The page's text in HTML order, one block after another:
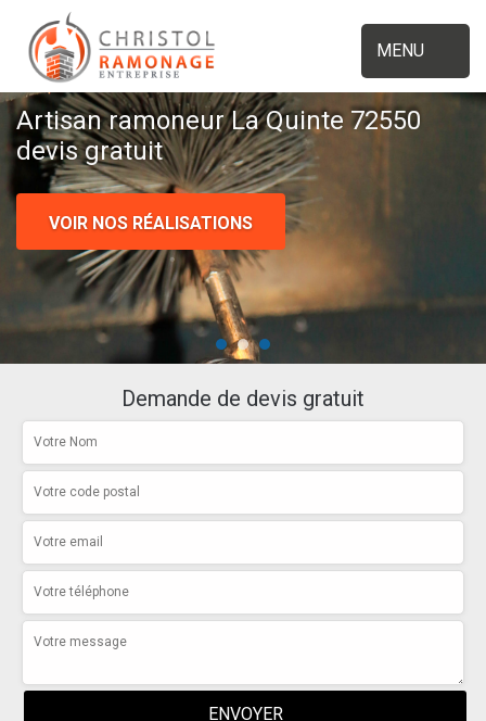
MENU
Artisan ramoneur La Quinte 72550
devis gratuit
VOIR NOS RÉALISATIONS
Demande de devis gratuit